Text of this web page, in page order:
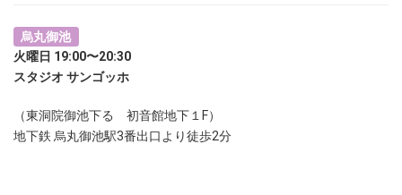
烏丸御池
火曜日 19:00〜20:30
スタジオ サンゴッホ
（東洞院御池下る 初音館地下１F）
地下鉄 烏丸御池駅3番出口より徒歩2分